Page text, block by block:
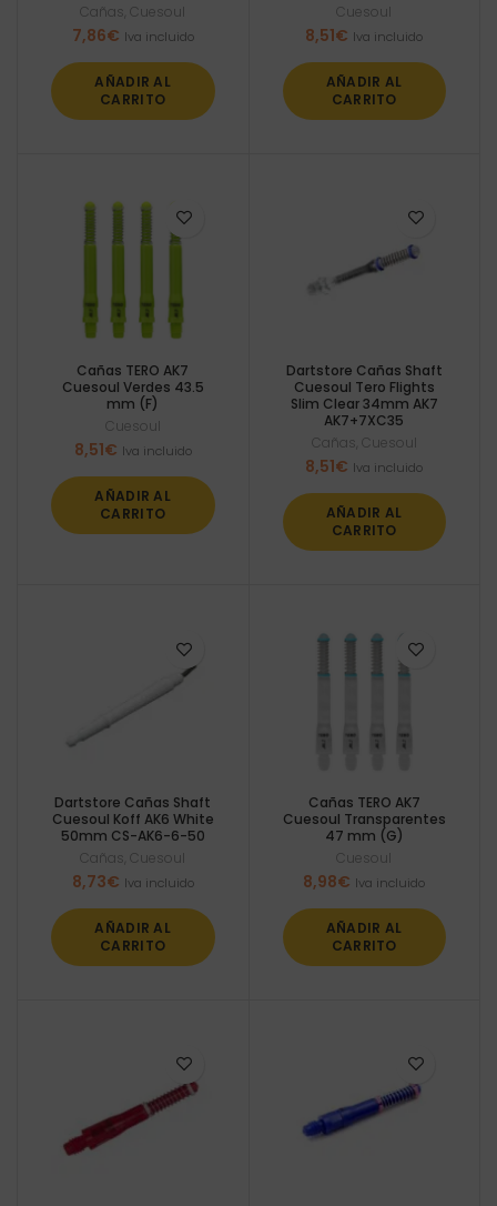
Cañas ,Cuesoul
7,86€ Iva incluido
AÑADIR AL
CARRITO
Cuesoul
8,51€ Iva incluido
AÑADIR AL
CARRITO
Cañas TERO AK7
Cuesoul Verdes 43.5
mm (F)
Cuesoul
8,51€ Iva incluido
AÑADIR AL
CARRITO
Dartstore Cañas Shaft
Cuesoul Tero Flights
Slim Clear 34mm AK7
AK7+7XC35
Cañas Cuesoul
8,51€ Iva incluido
AÑADIR AL
CARRITO
Dartstore Cañas Shaft
Cuesoul Koff AK6 White
50mm CS-AK6-6-50
Cañas ,Cuesoul
8,73€ Iva incluido
AÑADIR AL
CARRITO
Cañas TERO AK7
Cuesoul Transparentes
47 mm (G)
Cuesoul
8,98€ Iva incluido
AÑADIR AL
CARRITO